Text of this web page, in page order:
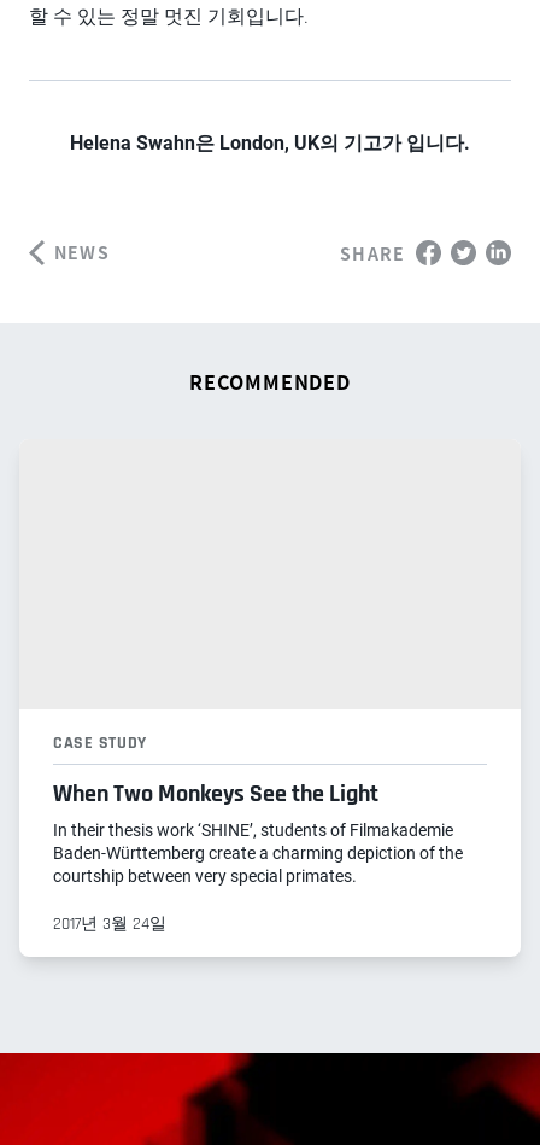
할 수 있는 정말 멋진 기회입니다.
Helena Swahn은 London, UK의 기고가 입니다.
NEWS SHARE
RECOMMENDED
CASE STUDY
When Two Monkeys See the Light
In their thesis work ‘SHINE’, students of Filmakademie
Baden-Württemberg create a charming depiction of the
courtship between very special primates.
2017년 3월 24일